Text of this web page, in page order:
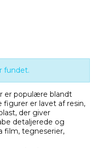
fundet.
er populære blandt
figurer er lavet af resin,
der giver
detaljerede og
film, tegneserier,